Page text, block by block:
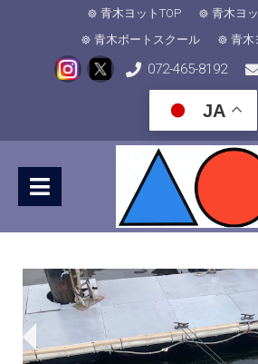
青木ヨットTOP
青木ヨ
青木ボートスクール
青木
072-465-8192
JA